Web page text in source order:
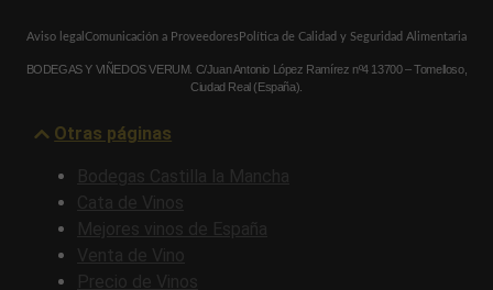
Aviso legal Comunicación a Proveedores Política de Calidad y Seguridad Alimentaria
BODEGAS Y VIÑEDOS VERUM. C/Juan Antonio López Ramírez nº4 13700 – Tomelloso,
Ciudad Real (España).
Otras páginas
Mejores vinos de España